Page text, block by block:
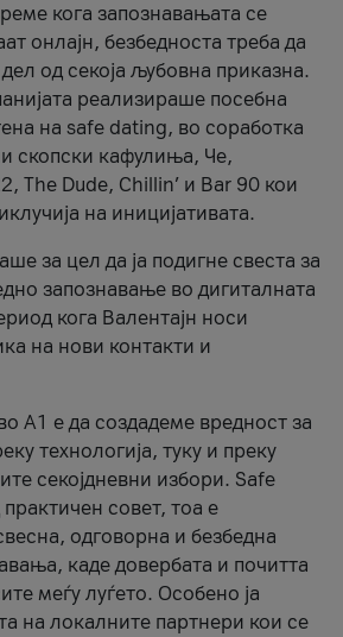
кога запознавањата се
онлајн, безбедноста треба да
од секоја љубовна приказна.
реализираше посебна
на safe dating, во соработка
скопски кафулиња, Че,
The Dude, Chillin’ и Bar 90 кои
на иницијативата.
за цел да ја подигне свеста за
запознавање во дигиталната
кога Валентајн носи
на нови контакти и
А1 е да создадеме вредност за
технологија, туку и преку
секојдневни избори. Safe
совет, тоа е
одговорна и безбедна
каде довербата и почитта
меѓу луѓето. Особено ја
на локалните партнери кои се